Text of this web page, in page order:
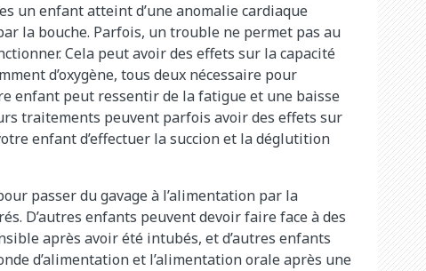
un enfant atteint d’une anomalie cardiaque
la bouche. Parfois, un trouble ne permet pas au
Cela peut avoir des effets sur la capacité
d’oxygène, tous deux nécessaire pour
enfant peut ressentir de la fatigue et une baisse
traitements peuvent parfois avoir des effets sur
enfant d’effectuer la succion et la déglutition
passer du gavage à l’alimentation par la
D’autres enfants peuvent devoir faire face à des
après avoir été intubés, et d’autres enfants
d’alimentation et l’alimentation orale après une